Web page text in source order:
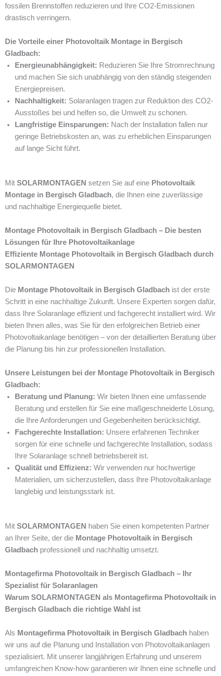
fossilen Brennstoffen reduzieren und Ihre CO2-Emissionen
drastisch verringern.
Die Vorteile einer Photovoltaik Montage in Bergisch
Gladbach:
Energieunabhängigkeit: Reduzieren Sie Ihre Stromrechnung
und machen Sie sich unabhängig von den ständig steigenden
Energiepreisen.
Nachhaltigkeit: Solaranlagen tragen zur Reduktion des CO2-
Ausstoßes bei und helfen so, die Umwelt zu schonen.
Langfristige Einsparungen: Nach der Installation fallen nur
geringe Betriebskosten an, was zu erheblichen Einsparungen
auf lange Sicht führt.
Mit SOLARMONTAGEN setzen Sie auf eine Photovoltaik
Montage in Bergisch Gladbach, die Ihnen eine zuverlässige
und nachhaltige Energiequelle bietet.
Montage Photovoltaik in Bergisch Gladbach – Die besten
Lösungen für Ihre Photovoltaikanlage
Effiziente Montage Photovoltaik in Bergisch Gladbach durch
SOLARMONTAGEN
Die Montage Photovoltaik in Bergisch Gladbach ist der erste
Schritt in eine nachhaltige Zukunft. Unsere Experten sorgen dafür,
dass Ihre Solaranlage effizient und fachgerecht installiert wird. Wir
bieten Ihnen alles, was Sie für den erfolgreichen Betrieb einer
Photovoltaikanlage benötigen – von der detaillierten Beratung über
die Planung bis hin zur professionellen Installation.
Unsere Leistungen bei der Montage Photovoltaik in Bergisch
Gladbach:
Beratung und Planung: Wir bieten Ihnen eine umfassende
Beratung und erstellen für Sie eine maßgeschneiderte Lösung,
die Ihre Anforderungen und Gegebenheiten berücksichtigt.
Fachgerechte Installation: Unsere erfahrenen Techniker
sorgen für eine schnelle und fachgerechte Installation, sodass
Ihre Solaranlage schnell betriebsbereit ist.
Qualität und Effizienz: Wir verwenden nur hochwertige
Materialien, um sicherzustellen, dass Ihre Photovoltaikanlage
langlebig und leistungsstark ist.
Mit SOLARMONTAGEN haben Sie einen kompetenten Partner
an Ihrer Seite, der die Montage Photovoltaik in Bergisch
Gladbach professionell und nachhaltig umsetzt.
Montagefirma Photovoltaik in Bergisch Gladbach – Ihr
Spezialist für Solaranlagen
Warum SOLARMONTAGEN als Montagefirma Photovoltaik in
Bergisch Gladbach die richtige Wahl ist
Als Montagefirma Photovoltaik in Bergisch Gladbach haben
wir uns auf die Planung und Installation von Photovoltaikanlagen
spezialisiert. Mit unserer langjährigen Erfahrung und unserem
umfangreichen Know-how garantieren wir Ihnen eine schnelle und